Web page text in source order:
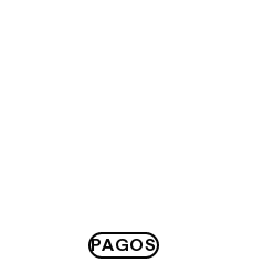
PAGOS